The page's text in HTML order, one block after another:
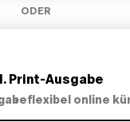
ODER
Print-Ausgabe
flexibel online